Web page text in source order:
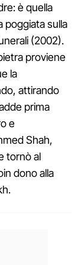
è quella
poggiata sulla
(2002).
proviene
la
attirando
prima
e
Shah,
tornò al
dono alla